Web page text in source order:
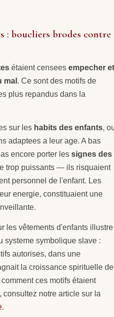
: boucliers brodes contre
étaient censees empecher et
mal . Ce sont des motifs de
plus repandus dans la
sur les habits des enfants,
adaptees a leur age. A bas
encore porter les signes des
trop puissants — ils risquaient
personnel de l'enfant. Les
energie, constituaient une
les vêtements d'enfants illustre
systeme symbolique slave :
autorises, dans une
la croissance spirituelle de
ces motifs étaient
consultez notre article sur la
.